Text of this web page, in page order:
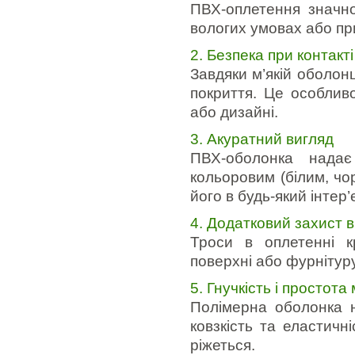
ПВХ-оплетення
вологих умовах або
2. Безпека при контакті
Завдяки м’якій
покриття. Це
або дизайні.
3. Акуратний вигляд
ПВХ-оболонка
кольоровим (білим,
його в будь-який
4. Додатковий захист
Троси в оплетенні
поверхні або
5. Гнучкість і
Полімерна оболонка
ковзкість та
ріжеться.